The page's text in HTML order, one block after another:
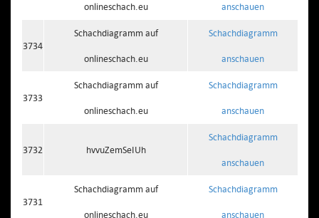
onlineschach.eu anschauen
3734
Schachdiagramm auf
onlineschach.eu
Schachdiagramm
anschauen
3733
Schachdiagramm auf
onlineschach.eu
Schachdiagramm
anschauen
3732 hvvuZemSeIUh
Schachdiagramm
anschauen
3731
Schachdiagramm auf
onlineschach.eu
Schachdiagramm
anschauen